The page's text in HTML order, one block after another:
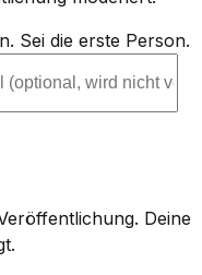
Sei die erste Person.
Deine